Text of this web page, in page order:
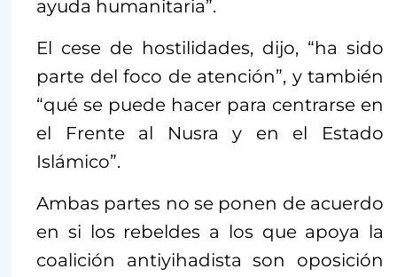
ayuda humanitaria”.
El cese de hostilidades, dijo, “ha sido
parte del foco de atención”, y también
“qué se puede hacer para centrarse en
el Frente al Nusra y en el Estado
Islámico”.
Ambas partes no se ponen de acuerdo
en si los rebeldes a los que apoya la
coalición antiyihadista son oposición